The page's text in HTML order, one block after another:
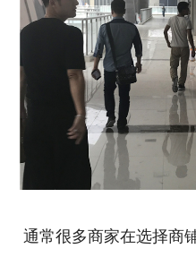
通常很多商家在选择商